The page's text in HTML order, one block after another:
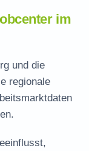
im
und die
regionale